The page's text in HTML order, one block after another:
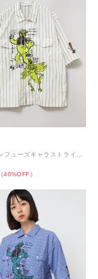
（40%OFF）